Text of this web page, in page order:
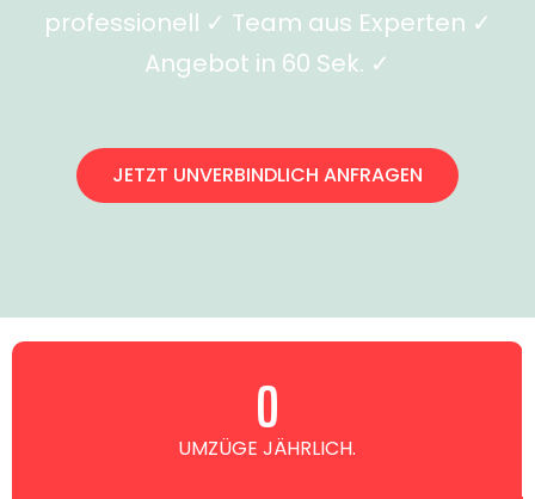
professionell ✓ Team aus Experten ✓
Angebot in 60 Sek. ✓
JETZT UNVERBINDLICH ANFRAGEN
UMZÜGE JÄHRLICH.
0